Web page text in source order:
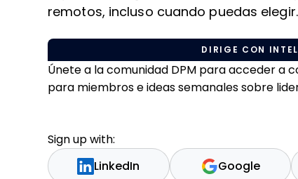
remotos, incluso cuando puedas elegir.
DIRIGE CON
Únete a la comunidad DPM para acceder a
para miembros e ideas semanales sobre
Sign up with:
LinkedIn Google